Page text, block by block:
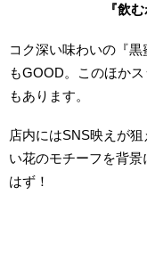
『飲
コク深い味わいの『
もGOOD。このほか
もあります。
店内にはSNS映えが
い花のモチーフを背
はず！